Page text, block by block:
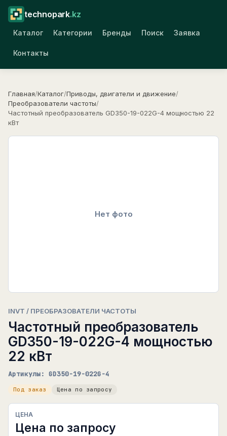
technopark.kz
Каталог Категории Бренды Поиск Заявка
Контакты
Главная/Каталог/Приводы, двигатели и движение/
Преобразователи частоты/
Частотный преобразователь GD350-19-022G-4 мощностью 22
кВт
Нет фото
INVT / ПРЕОБРАЗОВАТЕЛИ ЧАСТОТЫ
Частотный преобразователь
GD350-19-022G-4 мощностью
22 кВт
Артикулы: GD350-19-022G-4
Под заказ Цена по запросу
ЦЕНА
Цена по запросу